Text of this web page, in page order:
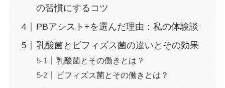
の習慣にするコツ
PBアシスト+を選んだ理由：私の体験談
乳酸菌とビフィズス菌の違いとその効果
乳酸菌とその働きとは？
ビフィズス菌とその働きとは？